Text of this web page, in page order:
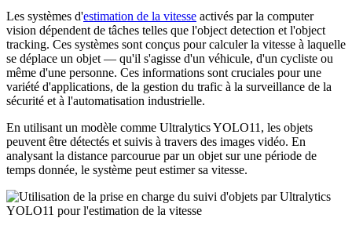
Les systèmes d'estimation de la vitesse activés par la computer
vision dépendent de tâches telles que l'object detection et l'object
tracking. Ces systèmes sont conçus pour calculer la vitesse à laquelle
se déplace un objet — qu'il s'agisse d'un véhicule, d'un cycliste ou
même d'une personne. Ces informations sont cruciales pour une
variété d'applications, de la gestion du trafic à la surveillance de la
sécurité et à l'automatisation industrielle.
En utilisant un modèle comme Ultralytics YOLO11, les objets
peuvent être détectés et suivis à travers des images vidéo. En
analysant la distance parcourue par un objet sur une période de
temps donnée, le système peut estimer sa vitesse.